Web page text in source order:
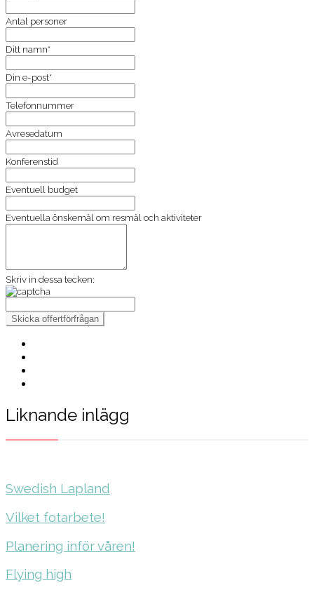
Antal personer
Ditt namn*
Din e-post*
Telefonnummer
Avresedatum
Konferenstid
Eventuell budget
Eventuella önskemål om resmål och aktiviteter
Skriv in dessa tecken:
Liknande inlägg
Swedish Lapland
Vilket fotarbete!
Planering inför våren!
Flying high